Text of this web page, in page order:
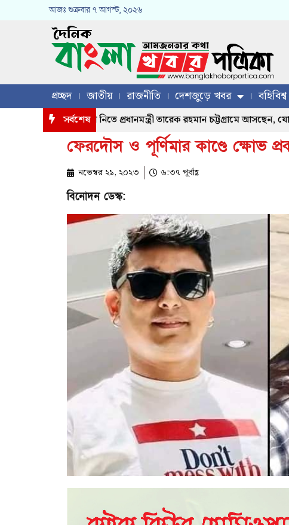
আজঃ শুক্রবার ৭ আগস্ট, ২০২৬
প্রচ্ছদ জাতীয় রাজনীতি দেশজুড়ে খবর বহিবিশ্ব
সর্বশেষ
মানুষের খোঁজখবর নিতে প্রধানমন্ত্রী তারেক রহমান চট্টগ্রামে আসছেন, যোগ
ফেরদৌস ও পূর্ণিমার কাণ্ডে ক্ষোভ
নভেম্বর ২১, ২০২৩ ৬:৩৭ পূর্বাহ্ণ
বিনোদন ডেস্ক: